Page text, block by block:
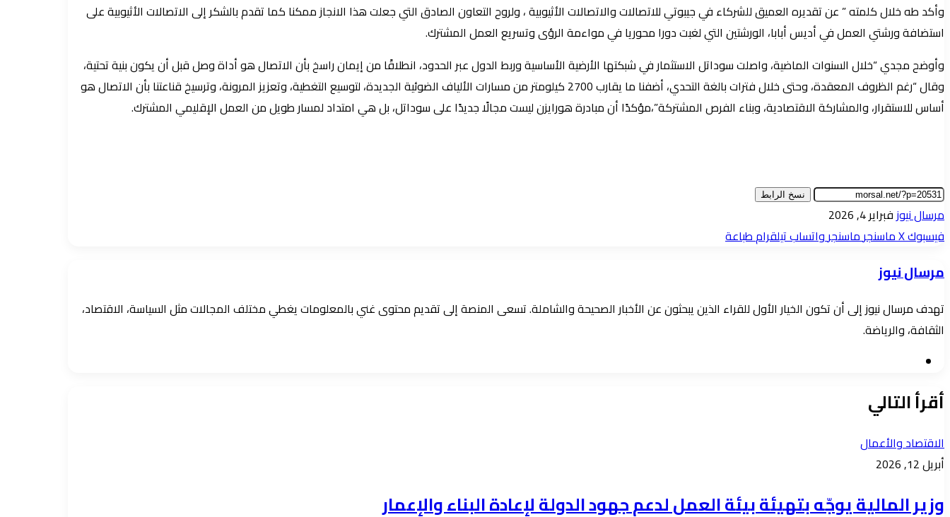
وأكد طه خلال كلمته ” عن تقديره العميق للشركاء في جيبوتي للاتصالات والاتصالات الأثيوبية ، ولروح التعاون الصادق التي جعلت هذا الانجاز ممكنا كما تقدم بالشكر إلى الاتصالات الأثيوبية على
استضافة ورشتي العمل في أديس أبابا، الورشتين التي لغبت دورا محوريا في مواءمة الرؤى وتسريع العمل المشترك.
وأوضح مجدي “خلال السنوات الماضية، واصلت سوداتل الاستثمار في شبكتها الأرضية الأساسية وربط الدول عبر الحدود، انطلاقًا من إيمان راسخ بأن الاتصال هو أداة وصل قبل أن يكون بنية تحتية،
وقال “رغم الظروف المعقدة، وحتى خلال فترات بالغة التحدي، أضفنا ما يقارب 2700 كيلومتر من مسارات الألياف الضوئية الجديدة، لتوسيع التغطية، وتعزيز المرونة، وترسيخ قناعتنا بأن الاتصال هو
أساس للاستقرار، والمشاركة الاقتصادية، وبناء الفرص المشتركة”،مؤكدًا أن مبادرة هورايزن ليست مجالًا جديدًا على سوداتل، بل هي امتداد لمسار طويل من العمل الإقليمي المشترك.
نسخ الرابط
مرسال نيوزأرسل
بريدا
فبراير 4, 2026
فيسبوك‫Xماسنجرماسنجرواتسابتيلقرامطباعة
مرسال نيوز
تهدف مرسال نيوز إلى أن تكون الخيار الأول للقراء الذين يبحثون عن الأخبار الصحيحة والشاملة. تسعى المنصة إلى تقديم محتوى غني بالمعلومات يغطي مختلف المجالات مثل السياسة، الاقتصاد،
الثقافة، والرياضة.
أقرأ التالي
الاقتصاد والأعمال
أبريل 12, 2026
وزير المالية يوجّه بتهيئة بيئة العمل لدعم جهود الدولة لإعادة البناء والإعمار